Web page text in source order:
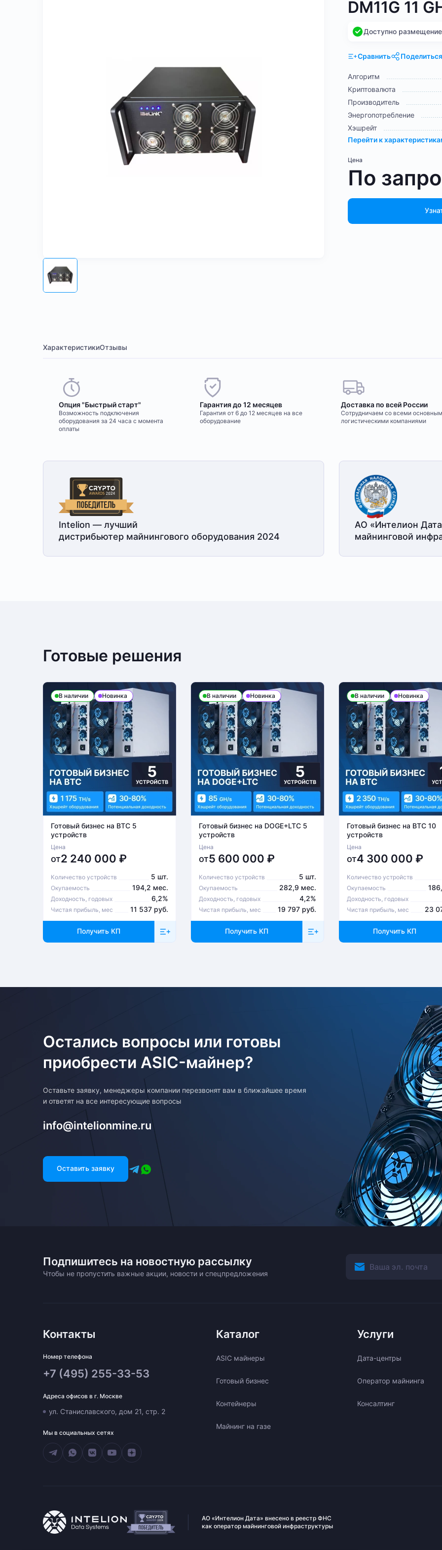
DM11G 11
Доступно размещение
Сравнить Поделиться
Алгоритм
Криптовалюта
Производитель
Энергопотребление
Хэшрейт
Перейти к
Цена
По
ХарактеристикиОтзывы
Опция "Быстрый старт"
Возможность подключения
оборудования за 24 часа с момента
оплаты
Гарантия до 12 месяцев
Гарантия от 6 до 12 месяцев на все
оборудование
Доставка по всей России
Сотрудничаем со всеми
логистическими компаниями
Intelion — лучший
дистрибьютер майнингового оборудования 2024
АО «Интелион
майнинговой
Готовые решения
В наличии Новинка
Готовый бизнес на BTC 5
устройств
Цена
от2 240 000 ₽
Количество устройств 5 шт.
Окупаемость 194,2 мес.
Доходность, годовых 6,2%
Чистая прибыль, мес 11 537 руб.
Получить КП
В наличии Новинка
Готовый бизнес на DOGE+LTC 5
устройств
Цена
от5 600 000 ₽
Количество устройств 5 шт.
Окупаемость 282,9 мес.
Доходность, годовых 4,2%
Чистая прибыль, мес 19 797 руб.
Получить КП
В наличии Новинка
Готовый бизнес на BTC 10
устройств
Цена
от4 300 000 ₽
Количество устройств
Окупаемость
Доходность, годовых
Чистая прибыль, мес 23
Получить КП
Остались вопросы или готовы
приобрести ASIC-майнер?
Оставьте заявку, менеджеры компании перезвонят вам в ближайшее время
и ответят на все интересующие вопросы
info@intelionmine.ru
Оставить заявку
Подпишитесь на новостную рассылку
Чтобы не пропустить важные акции, новости и спецпредложения
Контакты
Номер телефона
+7 (495) 255-33-53
Адреса офисов в г. Москве
ул. Станиславского, дом 21, стр. 2
Мы в социальных сетях
Каталог
ASIC майнеры
Готовый бизнес
Контейнеры
Майнинг на газе
Услуги
Дата-центры
Оператор майнинга
Консалтинг
АО «Интелион Дата» внесено в реестр ФНС
как оператор майнинговой инфраструктуры